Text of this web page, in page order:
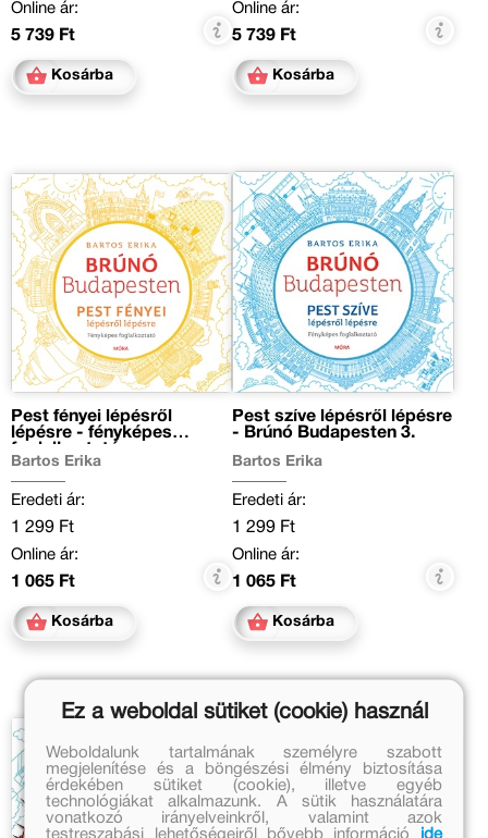
Online ár:
5 739 Ft
Kosárba
Online ár:
5 739 Ft
Kosárba
Pest fényei lépésről
lépésre - fényképes
foglalkoztató
Bartos Erika
Eredeti ár:
1 299 Ft
Online ár:
1 065 Ft
Kosárba
Pest szíve lépésről lépésre
- Brúnó Budapesten 3.
Bartos Erika
Eredeti ár:
1 299 Ft
Online ár:
1 065 Ft
Kosárba
Ez a weboldal sütiket (cookie) használ
Weboldalunk tartalmának személyre szabott
megjelenítése és a böngészési élmény biztosítása
érdekében sütiket (cookie), illetve egyéb
technológiákat alkalmazunk. A sütik használatára
vonatkozó irányelveinkről, valamint azok
testreszabási lehetőségeiről bővebb információ
ide